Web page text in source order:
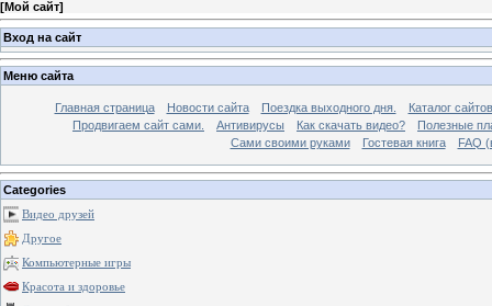
[Мой сайт]
Вход на сайт
Меню сайта
Главная страница Новости сайта Поездка выходного дня.
Каталог сайтов
Продвигаем сайт сами.
Антивирусы Как скачать видео?
Полезные
Сами своими руками
Гостевая книга FAQ
Categories
Видео друзей
Другое
Компьютерные игры
Красота и здоровье